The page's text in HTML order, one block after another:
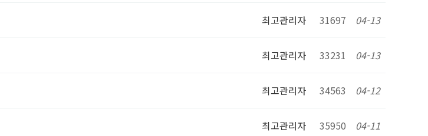
최고관리자 31697 04-13
최고관리자 33231 04-13
최고관리자 34563 04-12
최고관리자 35950 04-11